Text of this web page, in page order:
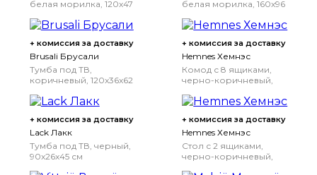
белая морилка, 120x47
белая морилка, 160x96
+ комиссия за доставку
Brusali Брусали
Тумба под ТВ,
коричневый, 120x36x62
+ комиссия за доставку
Hemnes Хемнэс
Комод с 8 ящиками,
черно-коричневый,
+ комиссия за доставку
Lack Лакк
Тумба под ТВ, черный,
90x26x45 см
+ комиссия за доставку
Hemnes Хемнэс
Стол с 2 ящиками,
черно-коричневый,